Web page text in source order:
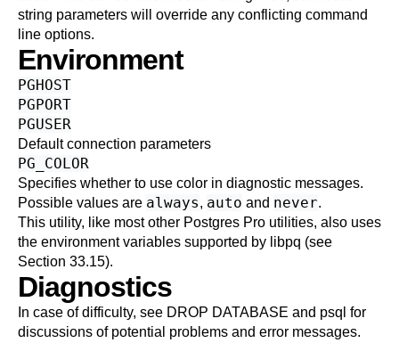
string parameters will override any conflicting command
line options.
Environment
PGHOST
PGPORT
PGUSER
Default connection parameters
PG_COLOR
Specifies whether to use color in diagnostic messages.
Possible values are always, auto and never.
This utility, like most other Postgres Pro utilities, also uses
the environment variables supported by libpq (see
Section 33.15).
Diagnostics
In case of difficulty, see DROP DATABASE and psql for
discussions of potential problems and error messages.